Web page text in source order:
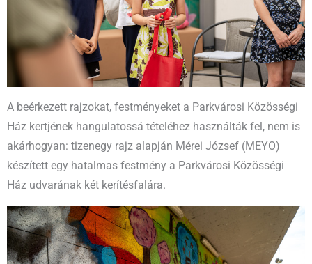
A beérkezett rajzokat, festményeket a Parkvárosi Közösségi
Ház kertjének hangulatossá tételéhez használták fel, nem is
akárhogyan: tizenegy rajz alapján Mérei József (MEYO)
készített egy hatalmas festmény a Parkvárosi Közösségi
Ház udvarának két kerítésfalára.